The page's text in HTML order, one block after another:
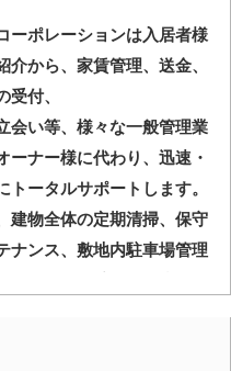
ーポレーションは入居者様
介から、家賃管理、送金、
受付、
会い等、様々な一般管理業
ーナー様に代わり、迅速・
トータルサポートします。
建物全体の定期清掃、保守
ナンス、敷地内駐車場管理